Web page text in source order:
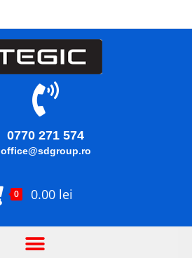
0770 271 574
office@sdgroup.ro
0 0.00 lei